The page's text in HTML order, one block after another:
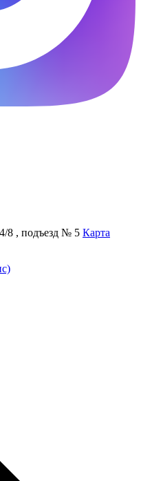
8 , подъезд № 5 Карта